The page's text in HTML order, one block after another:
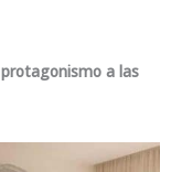
protagonismo a las